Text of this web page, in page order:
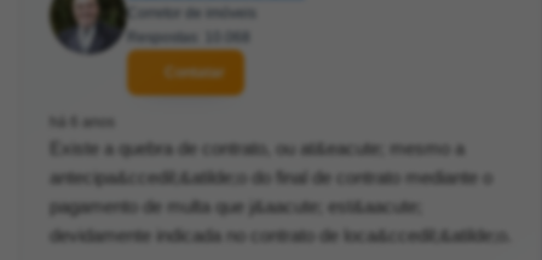
Corretor de imóveis
Respostas: 10.068
Contatar
há 6 anos
Existe a quebra de contrato, ou at&eacute; mesmo a
antecipa&ccedil;&atilde;o do final de contrato mediante o
pagamento de multa que j&aacute; est&aacute;
devidamente indicada no contrato de loca&ccedil;&atilde;o.